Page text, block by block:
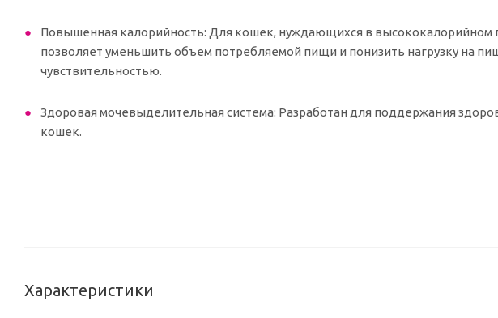
Повышенная калорийность: Для кошек, нуждающихся в высококалорийном
позволяет уменьшить объем потребляемой пищи и понизить нагрузку на
чувствительностью.
Здоровая мочевыделительная система: Разработан для поддержания
кошек.
Характеристики